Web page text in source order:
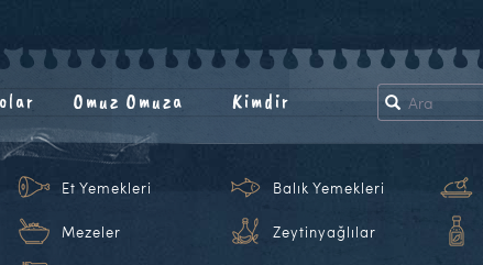
Omuz Omuza Kimdir
Et Yemekleri Balık Yemekleri
Mezeler Zeytinyağlılar